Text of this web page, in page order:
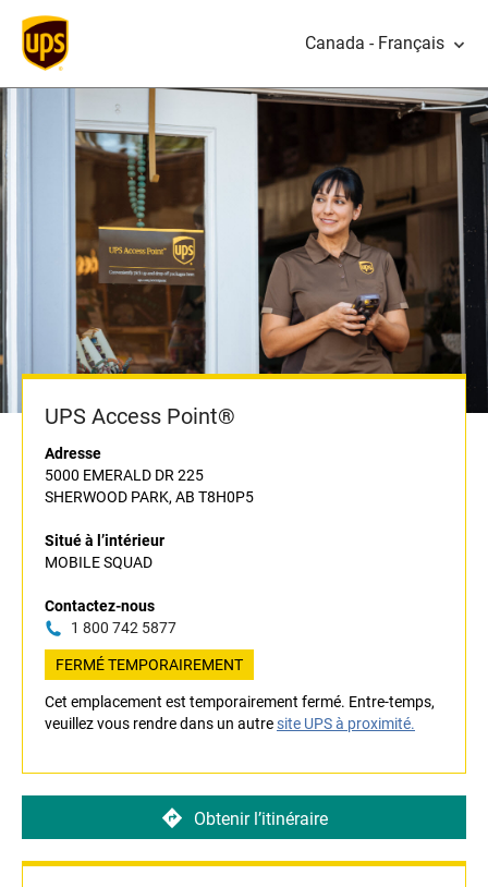
Canada - Français
UPS Access Point®
Adresse
5000 EMERALD DR 225
SHERWOOD PARK, AB T8H0P5
Situé à l’intérieur
MOBILE SQUAD
Contactez-nous
1 800 742 5877
FERMÉ TEMPORAIREMENT
Cet emplacement est temporairement fermé. Entre-temps,
veuillez vous rendre dans un autresite UPS à proximité.
Obtenir l’itinéraire